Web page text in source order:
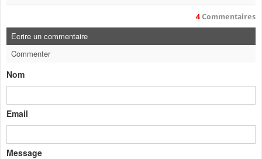
4 Commentaires
Ecrire un commentaire
Commenter
Nom
Email
Message